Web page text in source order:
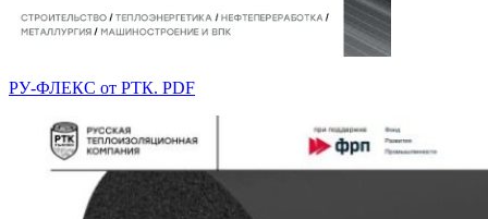
РУ-ФЛЕКС от РТК. PDF